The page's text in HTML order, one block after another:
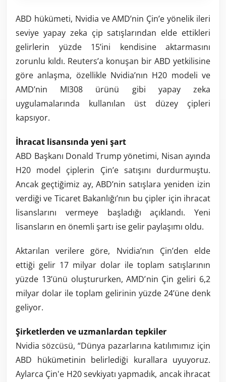
ABD hükümeti, Nvidia ve AMD’nin Çin’e yönelik ileri
seviye yapay zeka çip satışlarından elde ettikleri
gelirlerin yüzde 15’ini kendisine aktarmasını
zorunlu kıldı. Reuters’a konuşan bir ABD yetkilisine
göre anlaşma, özellikle Nvidia’nın H20 modeli ve
AMD’nin MI308 ürünü gibi yapay zeka
uygulamalarında kullanılan üst düzey çipleri
kapsıyor.
İhracat lisansında yeni şart
ABD Başkanı Donald Trump yönetimi, Nisan ayında
H20 model çiplerin Çin’e satışını durdurmuştu.
Ancak geçtiğimiz ay, ABD’nin satışlara yeniden izin
verdiği ve Ticaret Bakanlığı’nın bu çipler için ihracat
lisanslarını vermeye başladığı açıklandı. Yeni
lisansların en önemli şartı ise gelir paylaşımı oldu.
Aktarılan verilere göre, Nvidia’nın Çin’den elde
ettiği gelir 17 milyar dolar ile toplam satışlarının
yüzde 13’ünü oluştururken, AMD’nin Çin geliri 6,2
milyar dolar ile toplam gelirinin yüzde 24’üne denk
geliyor.
Şirketlerden ve uzmanlardan tepkiler
Nvidia sözcüsü, “Dünya pazarlarına katılımımız için
ABD hükümetinin belirlediği kurallara uyuyoruz.
Aylarca Çin'e H20 sevkiyatı yapmadık, ancak ihracat